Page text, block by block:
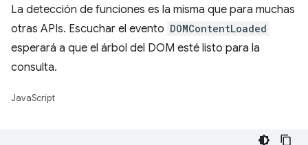
La detección de funciones es la misma que para muchas
otras APIs. Escuchar el evento DOMContentLoaded
esperará a que el árbol del DOM esté listo para la
consulta.
JavaScript